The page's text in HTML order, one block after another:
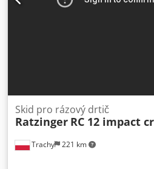
Trachy 221 km
Skid pro rázový drtič
Ratzinger RC 12 impact